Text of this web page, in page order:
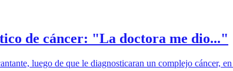
de cáncer: "La doctora me dio..."
luego de que le diagnosticaran un complejo cáncer,